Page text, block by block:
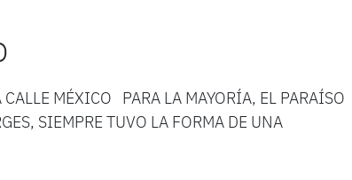
CALLE MÉXICO PARA LA MAYORÍA, EL PARAÍSO
SIEMPRE TUVO LA FORMA DE UNA